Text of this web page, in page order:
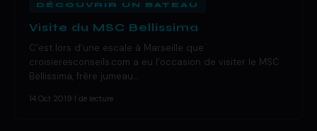
DÉCOUVRIR UN BATEAU
Visite du MSC Bellissima
C’est lors d’une escale à Marseille que
croisieresconseils.com a eu l’occasion de visiter le MSC
Bellissima, frère jumeau…
14 Oct 2019 1 de lecture